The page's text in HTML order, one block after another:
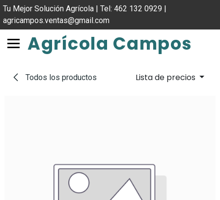
Tu Mejor Solución Agrícola | Tel: 462 132 0929 |
agricampos.ventas@gmail.com
Agrícola Campos
Todos los productos Lista de precios